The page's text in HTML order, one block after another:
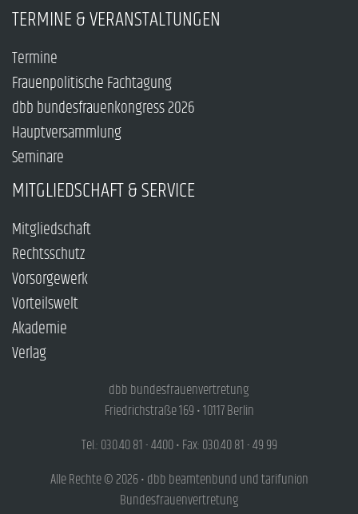
TERMINE & VERANSTALTUNGEN
Termine
Frauenpolitische Fachtagung
dbb bundesfrauenkongress 2026
Hauptversammlung
Seminare
MITGLIEDSCHAFT & SERVICE
Mitgliedschaft
Rechtsschutz
Vorsorgewerk
Vorteilswelt
Akademie
Verlag
dbb bundesfrauenvertretung
Friedrichstraße 169 • 10117 Berlin
Tel.: 030.40 81 - 4400 • Fax: 030.40 81 - 49 99
Alle Rechte © 2026 • dbb beamtenbund und tarifunion
Bundesfrauenvertretung